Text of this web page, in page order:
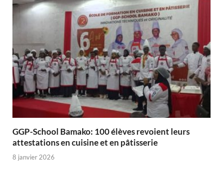
GGP-School Bamako: 100 élèves revoient leurs
attestations en cuisine et en pâtisserie
8 janvier 2026